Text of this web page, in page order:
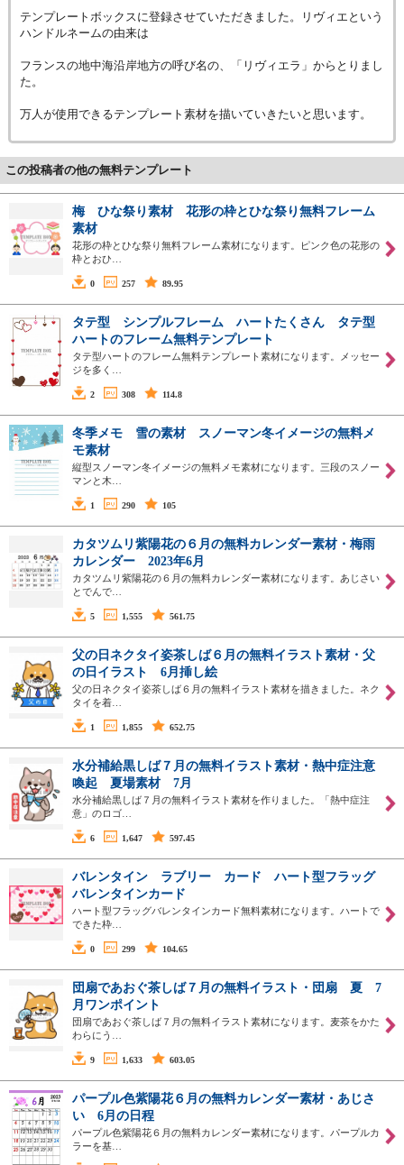
テンプレートボックスに登録させていただきました。リヴィエという
ハンドルネームの由来は
フランスの地中海沿岸地方の呼び名の、「リヴィエラ」からとりまし
た。
万人が使用できるテンプレート素材を描いていきたいと思います。
この投稿者の他の無料テンプレート
梅 ひな祭り素材 花形の枠とひな祭り無料フレーム
素材
花形の枠とひな祭り無料フレーム素材になります。ピンク色の花形の
枠とおひ…
0 257 89.95
タテ型 シンプルフレーム ハートたくさん タテ型
ハートのフレーム無料テンプレート
タテ型ハートのフレーム無料テンプレート素材になります。メッセー
ジを多く…
2 308 114.8
冬季メモ 雪の素材 スノーマン冬イメージの無料メ
モ素材
縦型スノーマン冬イメージの無料メモ素材になります。三段のスノー
マンと木…
1 290 105
カタツムリ紫陽花の６月の無料カレンダー素材・梅雨
カレンダー 2023年6月
カタツムリ紫陽花の６月の無料カレンダー素材になります。あじさい
とでんで…
5 1,555 561.75
父の日ネクタイ姿茶しば６月の無料イラスト素材・父
の日イラスト 6月挿し絵
父の日ネクタイ姿茶しば６月の無料イラスト素材を描きました。ネク
タイを着…
1 1,855 652.75
水分補給黒しば７月の無料イラスト素材・熱中症注意
喚起 夏場素材 7月
水分補給黒しば７月の無料イラスト素材を作りました。「熱中症注
意」のロゴ…
6 1,647 597.45
バレンタイン ラブリー カード ハート型フラッグ
バレンタインカード
ハート型フラッグバレンタインカード無料素材になります。ハートで
できた枠…
0 299 104.65
団扇であおぐ茶しば７月の無料イラスト・団扇 夏 7
月ワンポイント
団扇であおぐ茶しば７月の無料イラスト素材になります。麦茶をかた
わらにう…
9 1,633 603.05
パープル色紫陽花６月の無料カレンダー素材・あじさ
い 6月の日程
パープル色紫陽花６月の無料カレンダー素材になります。パープルカ
ラーを基…